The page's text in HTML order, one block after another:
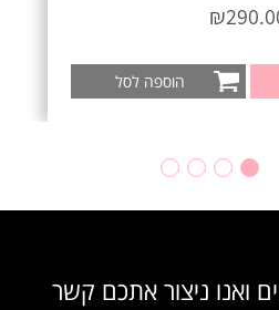
₪
הוספה לסל
ואנו ניצור אתכם קשר